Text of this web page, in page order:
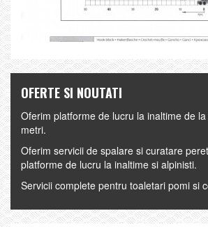
OFERTE SI NOUTATI
Oferim platforme de lucru la inaltime de
metri.
Oferim servicii de spalare si curatare
platforme de lucru la inaltime si alpinisti.
Servicii complete pentru toaletari pomi si